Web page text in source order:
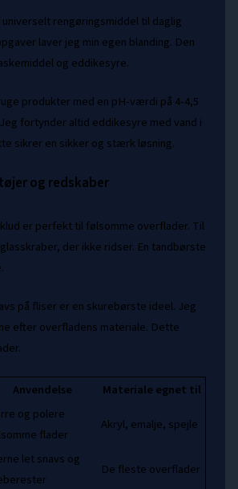
rengøringsmiddel til daglig
laver jeg min egen blanding. Den
og eddikesyre.
produkter med en pH-værdi på 4-4,5
fortynder altid eddikesyre med vand i
sikrer en sikker og stærk løsning.
og redskaber
er perfekt til følsomme overflader. Til
der ikke ridser. En tandbørste
på fliser er en skurebørste ideel. Jeg
efter overfladens materiale. Dette
Anvendelse Materiale egnet til
og polere
flader
Akryl, emalje, spejle
let snavs og
De fleste overflader